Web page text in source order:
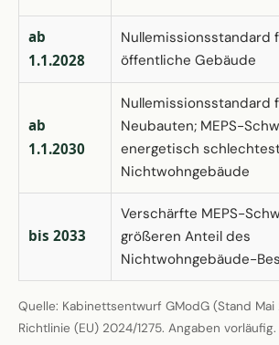
ab
1.1.2028
Nullemissionsstandard
öffentliche Gebäude
ab
1.1.2030
Nullemissionsstandard
Neubauten; MEPS-
energetisch
Nichtwohngebäude
bis 2033
Verschärfte MEPS-
größeren Anteil des
Nichtwohngebäude-
Quelle: Kabinettsentwurf GModG (Stand Mai
Richtlinie (EU) 2024/1275. Angaben vorläufig.